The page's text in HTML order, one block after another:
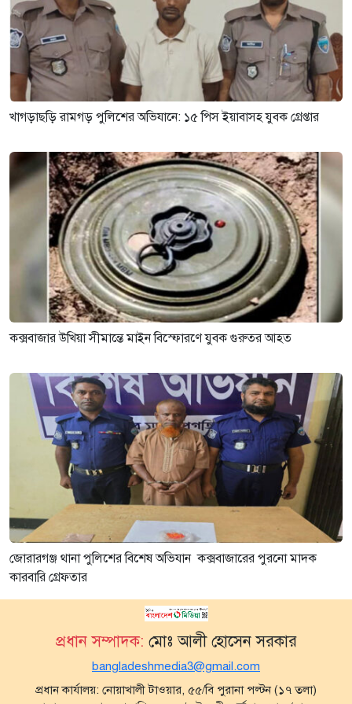
খাগড়াছড়ি রামগড় পুলিশের অভিযানে: ১৫ পিস ইয়াবাসহ যুবক গ্রেপ্তার
কক্সবাজার উখিয়া সীমান্তে মাইন বিস্ফোরণে যুবক গুরুতর আহত
জোরারগঞ্জ থানা পুলিশের বিশেষ অভিযান কক্সবাজারের পুরনো মাদক
কারবারি গ্রেফতার
প্রধান সম্পাদক: মোঃ আলী হোসেন সরকার
bangladeshmedia3@gmail.com
প্রধান কার্যালয়: নোয়াখালী টাওয়ার, ৫৫/বি পুরানা পল্টন (১৭ তলা)